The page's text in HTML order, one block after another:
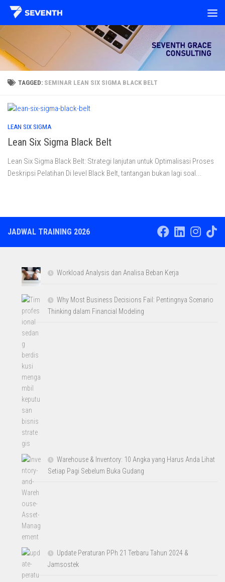
Skip to content
TAGGED: SEMINAR LEAN SIX SIGMA BLACK BELT
LEAN SIX SIGMA
Lean Six Sigma Black Belt
Lean Six Sigma Black Belt: Strategi lanjutan untuk Optimalisasi Proses
Deskripsi Pelatihan Di level Black Belt, tantangan bukan lagi soal...
JADWAL TRAINING 2026
Workload Analysis dan Analisa Beban Kerja
Why Most Business Decisions Fail: Pentingnya Scenario
Thinking dalam Financial Modeling
Warehouse & Inventory: 10 Angka yang Harus Anda Lihat
Setiap Pagi Sebelum Buka Gudang
Update Peraturan PPh 21 Terbaru Tahun 2024 &
Jamsostek